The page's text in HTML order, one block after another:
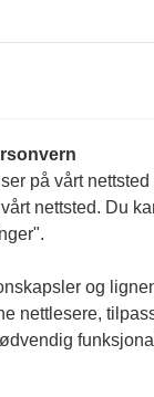
på vårt nettsted
nettsted. Du
og
nettlesere,